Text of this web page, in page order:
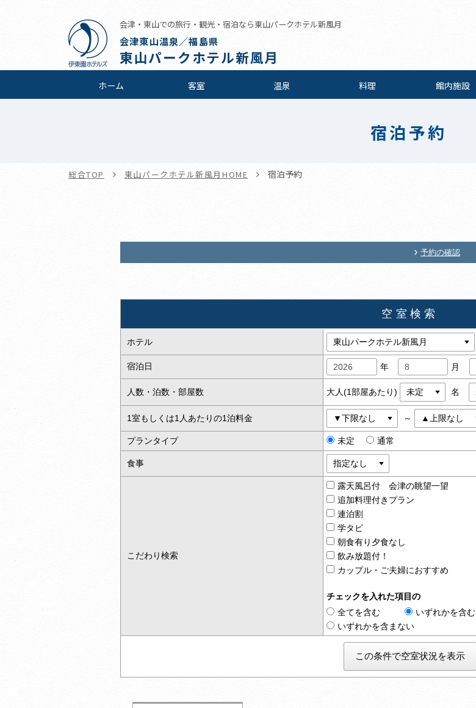
会津・東山での旅行・観光・宿泊なら東山パークホテル新風月
会津東山温泉／福島県
東山パークホテル新風月
ホーム 客室 温泉 料理 館内施設
宿泊予約
総合TOP 東山パークホテル新風月HOME 宿泊予約
予約の確認
空室検索
ホテル
宿泊日 年 月
人数・泊数・部屋数 大人(1部屋あたり) 名
1室もしくは1人あたりの1泊料金 ～
プランタイプ 未定 通常
食事
こだわり検索
露天風呂付 会津の眺望一望
追加料理付きプラン
連泊割
学タビ
朝食有り夕食なし
飲み放題付！
カップル・ご夫婦におすすめ
チェックを入れた項目の
全てを含む
いずれかを含む
いずれかを含まない